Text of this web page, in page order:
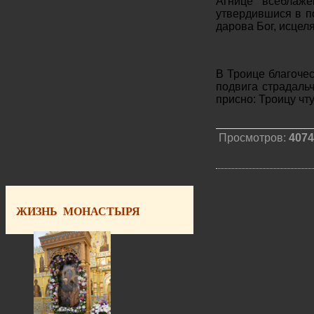
утвердившися в
дарова Бог,
В Троице
подвига
присно: Троицу
Просмотров: 4074
ЖИЗНЬ МОНАСТЫРЯ